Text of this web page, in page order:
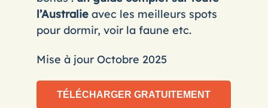
l’Australie avec les meilleurs spots
pour dormir, voir la faune etc.
Mise à jour Octobre 2025